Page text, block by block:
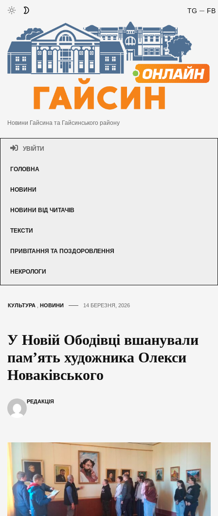
FB
TG
Новини Гайсина та Гайсинського району
УВІЙТИ
ГОЛОВНА
НОВИНИ
НОВИНИ ВІД ЧИТАЧІВ
ТЕКСТИ
ПРИВІТАННЯ ТА ПОЗДОРОВЛЕННЯ
НЕКРОЛОГИ
КУЛЬТУРА НОВИНИ 14 БЕРЕЗНЯ, 2026
У Новій Ободівці вшанували
пам’ять художника Олекси
Новаківського
РЕДАКЦІЯ